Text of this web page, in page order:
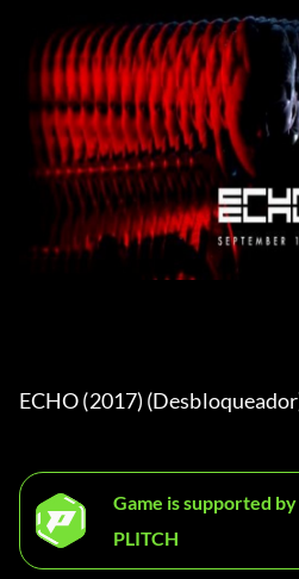
ECHO (2017)
Game is supported by
PLITCH